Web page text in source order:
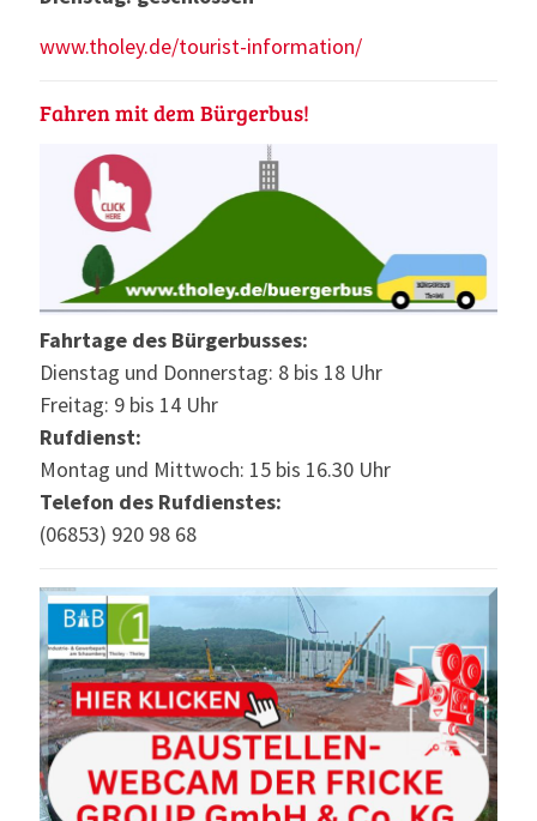
www.tholey.de/tourist-information/
Fahren mit dem Bürgerbus!
Fahrtage des Bürgerbusses:
Dienstag und Donnerstag: 8 bis 18 Uhr
Freitag: 9 bis 14 Uhr
Rufdienst:
Montag und Mittwoch: 15 bis 16.30 Uhr
Telefon des Rufdienstes:
(06853) 920 98 68